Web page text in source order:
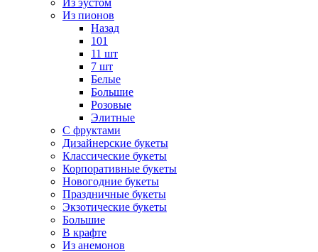
Из эустом
Из пионов
Назад
101
11 шт
7 шт
Белые
Большие
Розовые
Элитные
С фруктами
Дизайнерские букеты
Классические букеты
Корпоративные букеты
Новогодние букеты
Праздничные букеты
Экзотические букеты
Большие
В крафте
Из анемонов